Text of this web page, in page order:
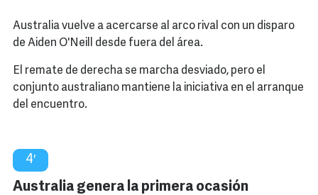
Australia vuelve a acercarse al arco rival con un disparo
de Aiden O'Neill desde fuera del área.
El remate de derecha se marcha desviado, pero el
conjunto australiano mantiene la iniciativa en el arranque
del encuentro.
4′
Australia genera la primera ocasión